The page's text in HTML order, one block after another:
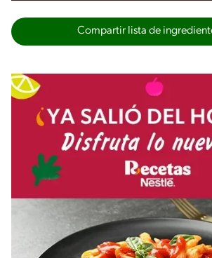
Compartir lista de